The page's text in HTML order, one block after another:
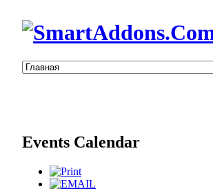
Events Calendar